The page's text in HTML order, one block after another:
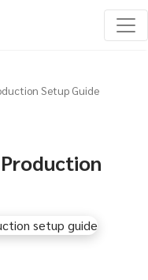
Setup Guide